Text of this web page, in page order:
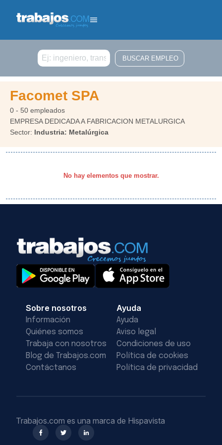
Buscar
Facomet SPA
0 - 50 empleados
EMPRESA DEDICADA A FABRICACION METALURGICA
Sector: Industria: Metalúrgica
No hay elementos que mostrar.
Sobre nosotros
Información
Quiénes somos
Trabaja con nosotros
Blog de Trabajos.com
Contáctanos
Ayuda
Ayuda
Aviso legal
Condiciones de uso
Política de cookies
Política de privacidad
Trabajos.com es una marca de Hispavista